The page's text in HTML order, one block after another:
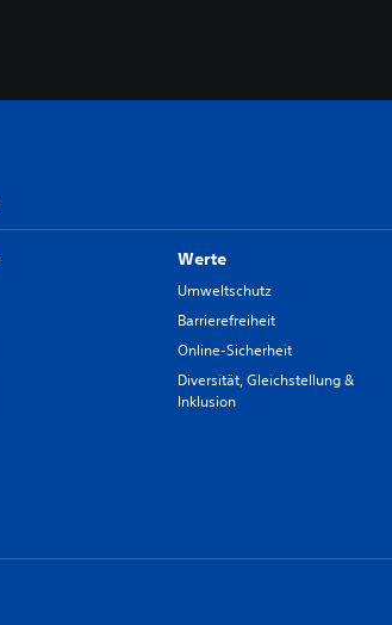
Werte
Umweltschutz
Barrierefreiheit
Online-Sicherheit
Diversität, Gleichstellung &
Inklusion